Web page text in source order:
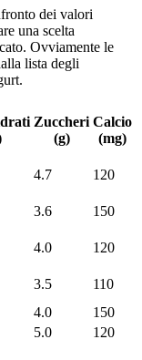
dei valori
una scelta
Ovviamente le
lista degli
Zuccheri
(g)
Calcio
(mg)
4.7
120
3.6
150
4.0
120
3.5
110
4.0
150
5.0 120